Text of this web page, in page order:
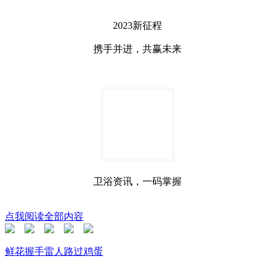
2023新征程
携手并进，共赢未来
卫浴资讯，一码掌握
点我阅读全部内容
鲜花握手雷人 路过鸡蛋